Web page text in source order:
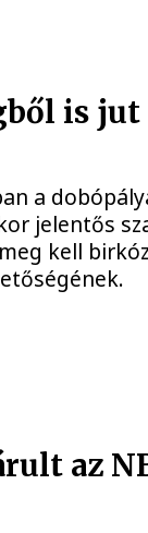
is jut
a
jelentős
kell
az